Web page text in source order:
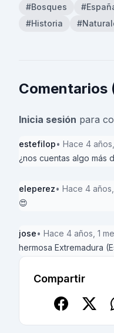
#Bosques
#Historia
Comentarios
Inicia sesión para
estefilop• Hace 4
¿nos cuentas algo más
eleperez• Hace 4
😍
jose• Hace 4 años, 1
hermosa Extremadura
Compartir